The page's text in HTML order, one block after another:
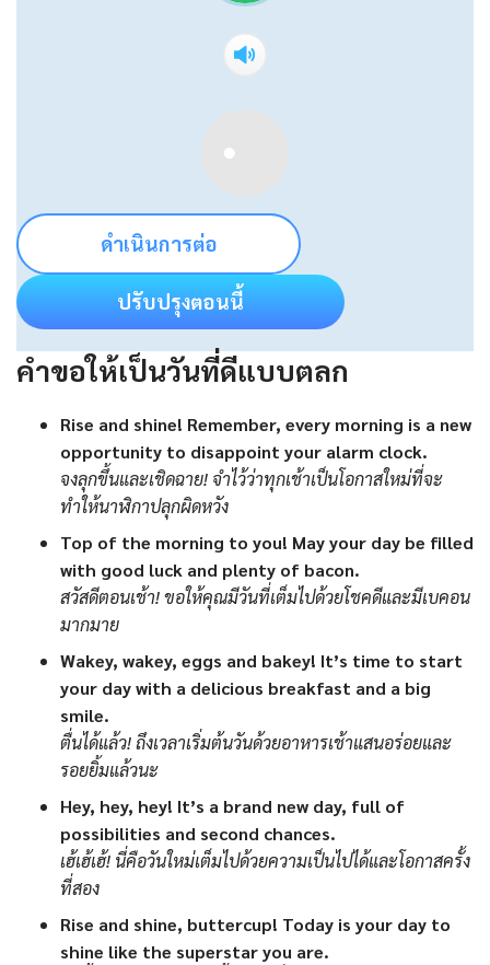
ดำเนินการต่อ
ปรับปรุงตอนนี้
คำขอให้เป็นวันที่ดีแบบตลก
Rise and shine! Remember, every morning is a new
opportunity to disappoint your alarm clock.
จงลุกขึ้นและเชิดฉาย! จำไว้ว่าทุกเช้าเป็นโอกาสใหม่ที่จะ
ทำให้นาฬิกาปลุกผิดหวัง
Top of the morning to you! May your day be filled
with good luck and plenty of bacon.
สวัสดีตอนเช้า! ขอให้คุณมีวันที่เต็มไปด้วยโชคดีและมีเบคอน
มากมาย
Wakey, wakey, eggs and bakey! It’s time to start
your day with a delicious breakfast and a big
smile.
ตื่นได้แล้ว! ถึงเวลาเริ่มต้นวันด้วยอาหารเช้าแสนอร่อยและ
รอยยิ้มแล้วนะ
Hey, hey, hey! It’s a brand new day, full of
possibilities and second chances.
เฮ้เฮ้เฮ้! นี่คือวันใหม่เต็มไปด้วยความเป็นไปได้และโอกาสครั้ง
ที่สอง
Rise and shine, buttercup! Today is your day to
shine like the superstar you are.